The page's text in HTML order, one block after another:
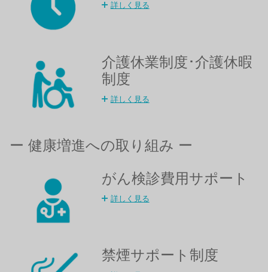
詳しく見る
介護休業制度･介護休暇
制度​
詳しく見る
ー 健康増進への取り組み ー
がん検診費用サポート
詳しく見る
禁煙サポート制度